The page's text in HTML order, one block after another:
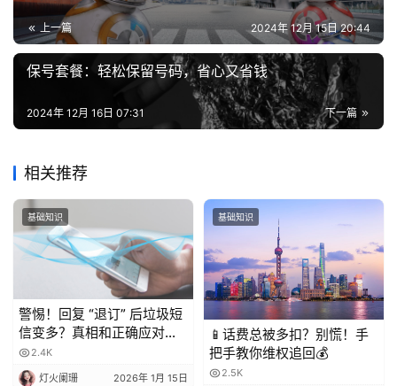
号
码
认
值
业
务
上一篇 2024年 12月 15日 20:44
保号套餐：轻松保留号码，省心又省钱
下一篇
2024年 12月 16日 07:31
相关推荐
基础知识
警惕！回复 “退订” 后垃圾短
信变多？真相和正确应对方
法都在这
2.4K
灯火阑珊 2026年 1月 15日
基础知识
📱话费总被多扣？别慌！手
把手教你维权追回💰
2.5K